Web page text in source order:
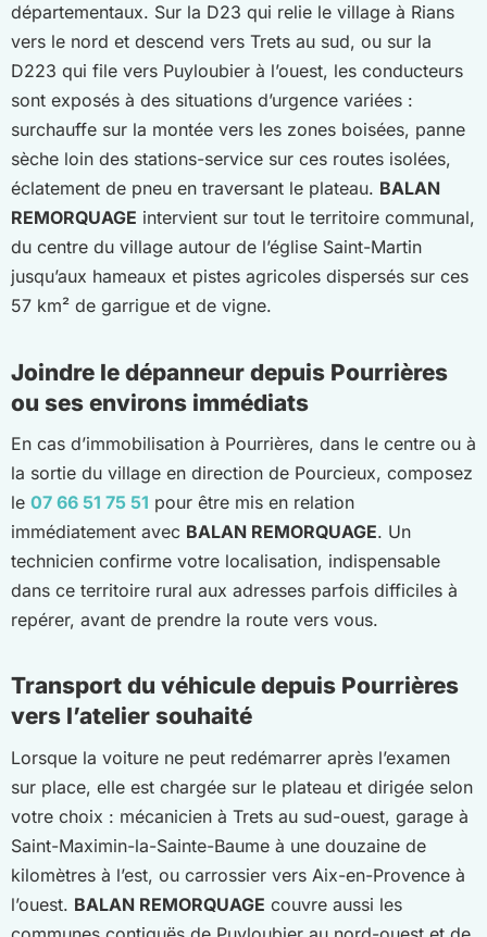
départementaux. Sur la D23 qui relie le village à Rians
vers le nord et descend vers Trets au sud, ou sur la
D223 qui file vers Puyloubier à l’ouest, les conducteurs
sont exposés à des situations d’urgence variées :
surchauffe sur la montée vers les zones boisées, panne
sèche loin des stations-service sur ces routes isolées,
éclatement de pneu en traversant le plateau. BALAN
REMORQUAGE intervient sur tout le territoire communal,
du centre du village autour de l’église Saint-Martin
jusqu’aux hameaux et pistes agricoles dispersés sur ces
57 km² de garrigue et de vigne.
Joindre le dépanneur depuis Pourrières
ou ses environs immédiats
En cas d’immobilisation à Pourrières, dans le centre ou à
la sortie du village en direction de Pourcieux, composez
le 07 66 51 75 51 pour être mis en relation
immédiatement avec BALAN REMORQUAGE. Un
technicien confirme votre localisation, indispensable
dans ce territoire rural aux adresses parfois difficiles à
repérer, avant de prendre la route vers vous.
Transport du véhicule depuis Pourrières
vers l’atelier souhaité
Lorsque la voiture ne peut redémarrer après l’examen
sur place, elle est chargée sur le plateau et dirigée selon
votre choix : mécanicien à Trets au sud-ouest, garage à
Saint-Maximin-la-Sainte-Baume à une douzaine de
kilomètres à l’est, ou carrossier vers Aix-en-Provence à
l’ouest. BALAN REMORQUAGE couvre aussi les